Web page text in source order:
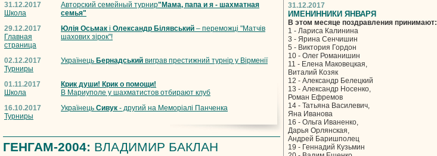
31.12.2017
Школа
Авторский семейный турнир"Мама, папа и я - шахматная
семья"
29.12.2017
Главная
страница
Юлія Осьмак і Олександр Білявський – переможці "Матчів
шахових зірок"!
02.12.2017
Турниры
Українець Бернадський виграв престижний турнір у Вірменії
01.11.2017
Школа
Крик души! Крик о помощи!
В Мариуполе у шахматистов отбирают клуб
16.10.2017
Турниры
Українець Сивук - другий на Меморіалі Панченка
ГЕНГАМ-2004: ВЛАДИМИР БАКЛАН
31.12.2017
ИМЕНИННИКИ ЯНВАРЯ
В этом месяце поздравления принимают:
1 - Лариса Калинина
3 - Ярина Сенчишин
5 - Виктория Гордон
10 - Олег Романишин
11 - Елена Маковецкая,
Виталий Козяк
12 - Александр Белецкий
13 - Александр Носенко,
Роман Ефремов
14 - Татьяна Василевич,
Яна Иванова
16 - Ольга Иваненко,
Дарья Орлянская,
Андрей Баришполец
19 - Геннадий Кузьмин